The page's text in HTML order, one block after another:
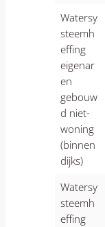
Watersy
steemh
effing
eigenar
en
gebouw
d niet-
woning
(binnen
dijks)
Watersy
steemh
effing